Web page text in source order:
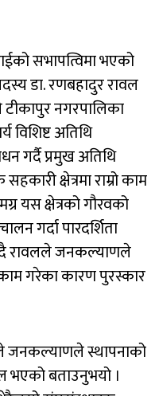
सभापत्विमा भएको
डा. रणबहादुर रावल
नगरपालिका
विशिष्ट अतिथि
गर्दै प्रमुख अतिथि
क्षेत्रमा राम्रो काम
यस क्षेत्रको गौरवको
गर्दा पारदर्शिता
रावलले जनकल्याणले
गरेका कारण पुरस्कार
जनकल्याणले स्थापनाको
भएको बताउनुभयो ।